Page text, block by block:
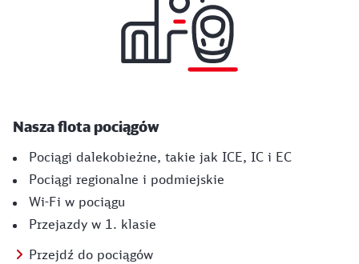
Nasza flota pociągów
Pociągi dalekobieżne, takie jak ICE, IC i EC
Pociągi regionalne i podmiejskie
Wi-Fi w pociągu
Przejazdy w 1. klasie
Przejdź do pociągów